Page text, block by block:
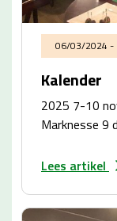
06/03/2024 -
Kalender
2025 7-10
Marknesse
Lees artikel